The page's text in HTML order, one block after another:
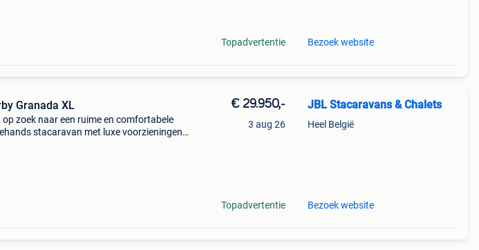
Topadvertentie Bezoek website
Granada XL
op zoek naar een ruime en comfortabele
stacaravan met luxe voorzieningen?
€ 29.950,-
3 aug 26
Topadvertentie
JBL Stacaravans & Chalets
Heel België
Bezoek website